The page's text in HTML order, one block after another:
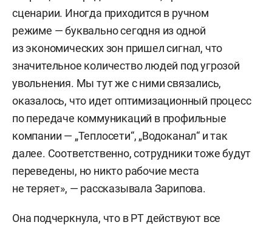
сценарии. Иногда приходится в ручном
режиме — буквально сегодня из одной
из экономических зон пришел сигнал, что
значительное количество людей под угрозой
увольнения. Мы тут же с ними связались,
оказалось, что идет оптимизационный процесс
по передаче коммуникаций в профильные
компании — „Теплосети“, „Водоканал“ и так
далее. Соответственно, сотрудники тоже будут
переведены, но никто рабочие места
не теряет», — рассказывала Зарипова.
Она подчеркнула, что в РТ действуют все